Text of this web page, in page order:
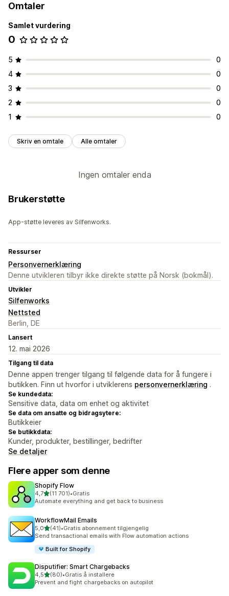
Bestillingstagger
Returbehandling
Bestillingsbehandling
Tilpassede arbeidsflyter
Omtaler
Samlet vurdering
0
5
0
4
0
3
0
2
0
1
0
Skriv en omtale Alle omtaler
Ingen omtaler enda
Brukerstøtte
App-støtte leveres av Silfenworks.
Ressurser
Personvernerklæring
Denne utvikleren tilbyr ikke direkte støtte på Norsk (bokmål).
Utvikler
Silfenworks
Nettsted
Berlin, DE
Lansert
12. mai 2026
Tilgang til data
Denne appen trenger tilgang til følgende data for å fungere i
butikken. Finn ut hvorfor i utviklerens personvernerklæring .
Se kundedata:
Sensitive data, data om enhet og aktivitet
Se data om ansatte og bidragsytere:
Butikkeier
Se butikkdata:
Kunder, produkter, bestillinger, bedrifter
Se detaljer
Flere apper som denne
Shopify Flow
4,7av 5 stjerner
(11 701)
Totalt 11701 omtaler
•Gratis
Automate everything and get back to business
WorkflowMail Emails
5,0av 5 stjerner
(41)
Totalt 41 omtaler
•Gratis abonnement tilgjengelig
Send transactional emails with Flow automation actions
Built for Shopify
Disputifier: Smart Chargebacks
4,5av 5 stjerner
(80)
Totalt 80 omtaler
•Gratis å installere
Prevent and fight chargebacks on autopilot